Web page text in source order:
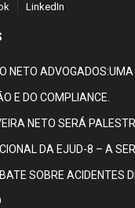
LinkedIn
NETO
E DO COMPLIANCE.
NETO SERÁ
DA EJUD-8 – A
SOBRE ACIDENTES